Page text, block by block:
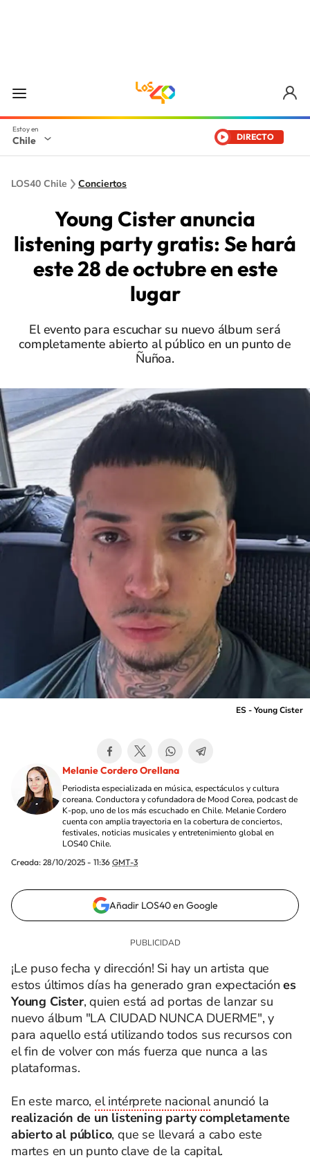
Chile DIRECTO
LOS40 Chile Conciertos
Young Cister anuncia
listening party gratis: Se hará
este 28 de octubre en este
lugar
El evento para escuchar su nuevo álbum será
completamente abierto al público en un punto de
Ñuñoa.
ES - Young Cister
Melanie Cordero Orellana
Periodista especializada en música, espectáculos y cultura
coreana. Conductora y cofundadora de Mood Corea, podcast de
K-pop, uno de los más escuchado en Chile. Melanie Cordero
cuenta con amplia trayectoria en la cobertura de conciertos,
festivales, noticias musicales y entretenimiento global en
LOS40 Chile.
Creada: 28/10/2025 - 11:36 GMT-3
Añadir LOS40 en Google
¡Le puso fecha y dirección! Si hay un artista que
estos últimos días ha generado gran expectaciónes
Young Cister, quien está ad portas de lanzar su
nuevo álbum "LA CIUDAD NUNCA DUERME", y
para aquello está utilizando todos sus recursos con
el fin de volver con más fuerza que nunca a las
plataformas.
En este marco,el intérprete nacionalanunció la
realización de un listening party completamente
abierto al público, que se llevará a cabo este
martes en un punto clave de la capital.